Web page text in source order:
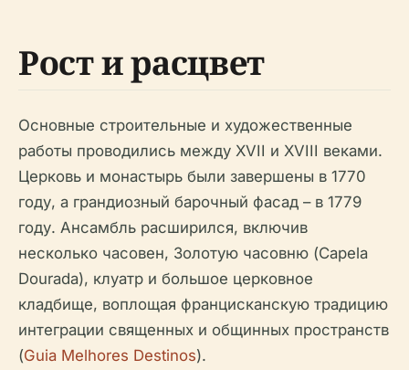
Рост и расцвет
Основные строительные и художественные
работы проводились между XVII и XVIII веками.
Церковь и монастырь были завершены в 1770
году, а грандиозный барочный фасад – в 1779
году. Ансамбль расширился, включив
несколько часовен, Золотую часовню (Capela
Dourada), клуатр и большое церковное
кладбище, воплощая францисканскую традицию
интеграции священных и общинных пространств
(Guia Melhores Destinos).